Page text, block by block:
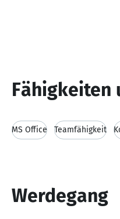
Fähigkeiten
MS Office Teamfähigkeit
Werdegang